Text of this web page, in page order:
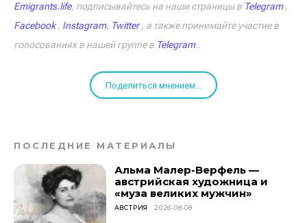
Emigrants.life, подписывайтесь на наши страницы в Telegram,
Facebook, Instagram, Twitter, а также принимайте участие в
голосованиях в нашей группе в Telegram.
Поделиться мнением...
ПОСЛЕДНИЕ МАТЕРИАЛЫ
Альма Малер-Верфель —
австрийская художница и
«муза великих мужчин»
АВСТРИЯ 2026-08-08